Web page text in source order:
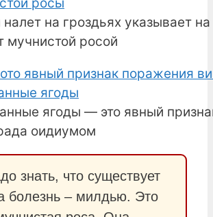
на гроздьях указывает
мучнистой росой
ягоды — это явный
оидиумом
знать, что существует
болезнь – милдью. Это